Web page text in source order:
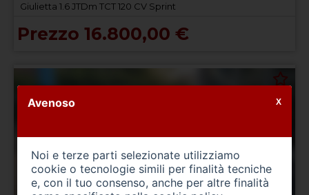
Giulietta 1.6 JTDm TCT 120 CV Sprint
Prezzo 16.800,00 €
Avenoso
Noi e terze parti selezionate utilizziamo
cookie o tecnologie simili per finalità tecniche
e, con il tuo consenso, anche per altre finalità
X